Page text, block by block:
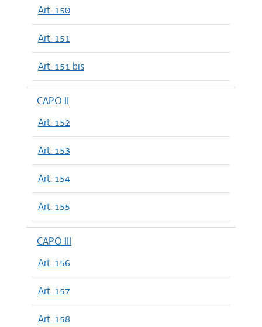
Art. 150
Art. 151
Art. 151 bis
CAPO II
Art. 152
Art. 153
Art. 154
Art. 155
CAPO III
Art. 156
Art. 157
Art. 158